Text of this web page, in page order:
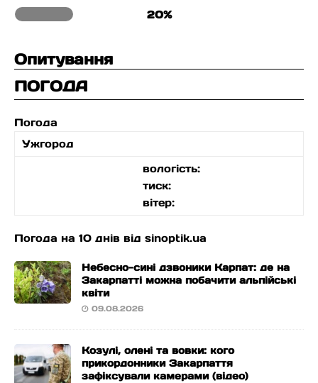
20%
Опитування
ПОГОДА
Погода
Ужгород
вологість:
тиск:
вітер:
Погода на 10 днів від sinoptik.ua
Небесно-сині дзвоники Карпат: де на
Закарпатті можна побачити альпійські
квіти
09.08.2026
Козулі, олені та вовки: кого
прикордонники Закарпаття
зафіксували камерами (відео)